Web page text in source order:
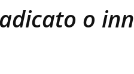
o